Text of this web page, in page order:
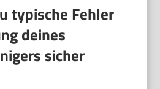
typische Fehler
deines
sicher